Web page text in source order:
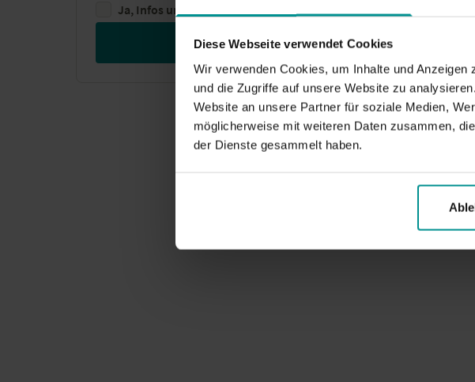
Diese Webseite verwendet Cookies
Wir verwenden Cookies, um Inhalte und
und die Zugriffe auf unsere Website zu
Website an unsere Partner für soziale Medien,
möglicherweise mit weiteren Daten zusammen,
der Dienste gesammelt haben.
Ja, Infos und Updates per Newsletter erhalten
Kostenlos ausprobieren